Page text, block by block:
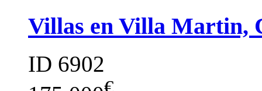
Villas en Villa Martin,
ID 6902